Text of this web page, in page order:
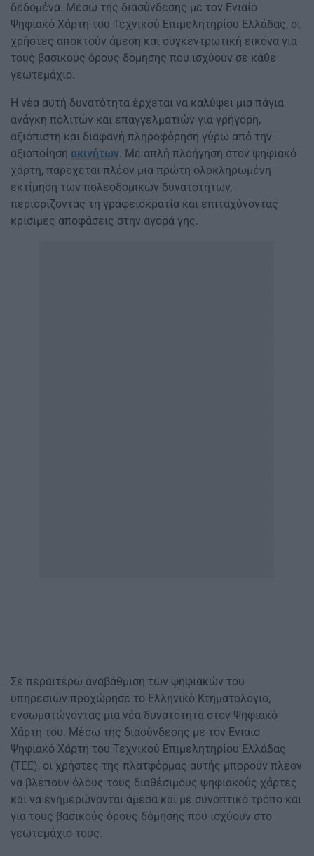
δεδομένα. Μέσω της διασύνδεσης με τον Ενιαίο
Ψηφιακό Χάρτη του Τεχνικού Επιμελητηρίου Ελλάδας, οι
χρήστες αποκτούν άμεση και συγκεντρωτική εικόνα για
τους βασικούς όρους δόμησης που ισχύουν σε κάθε
γεωτεμάχιο.
Η νέα αυτή δυνατότητα έρχεται να καλύψει μια πάγια
ανάγκη πολιτών και επαγγελματιών για γρήγορη,
αξιόπιστη και διαφανή πληροφόρηση γύρω από την
αξιοποίηση ακινήτων. Με απλή πλοήγηση στον ψηφιακό
χάρτη, παρέχεται πλέον μια πρώτη ολοκληρωμένη
εκτίμηση των πολεοδομικών δυνατοτήτων,
περιορίζοντας τη γραφειοκρατία και επιταχύνοντας
κρίσιμες αποφάσεις στην αγορά γης.
Σε περαιτέρω αναβάθμιση των ψηφιακών του
υπηρεσιών προχώρησε το Ελληνικό Κτηματολόγιο,
ενσωματώνοντας μια νέα δυνατότητα στον Ψηφιακό
Χάρτη του. Μέσω της διασύνδεσης με τον Ενιαίο
Ψηφιακό Χάρτη του Τεχνικού Επιμελητηρίου Ελλάδας
(ΤΕΕ), οι χρήστες της πλατφόρμας αυτής μπορούν πλέον
να βλέπουν όλους τους διαθέσιμους ψηφιακούς χάρτες
και να ενημερώνονται άμεσα και με συνοπτικό τρόπο και
για τους βασικούς όρους δόμησης που ισχύουν στο
γεωτεμάχιό τους.